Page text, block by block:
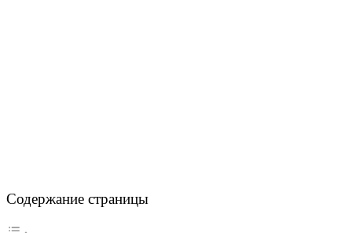
Содержание страницы